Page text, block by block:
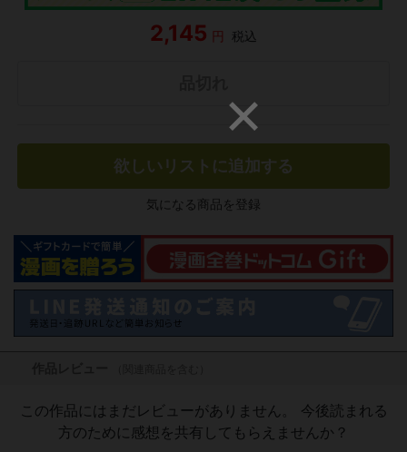
2,145 円 税込
欲しいリストに追加する
気になる商品を登録
この作品にはまだレビューがありません。 今後読まれる
方のために感想を共有してもらえませんか？